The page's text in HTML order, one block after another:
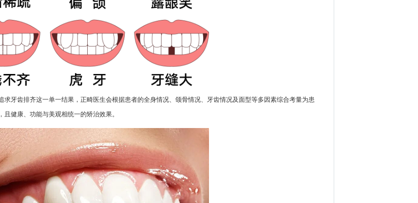
求牙齿排齐这一单一结果，正畸医生会根据患者的全身情况、颌骨情况、牙齿情况及面型等多因素综合考量为患
健康、功能与美观相统一的矫治效果。